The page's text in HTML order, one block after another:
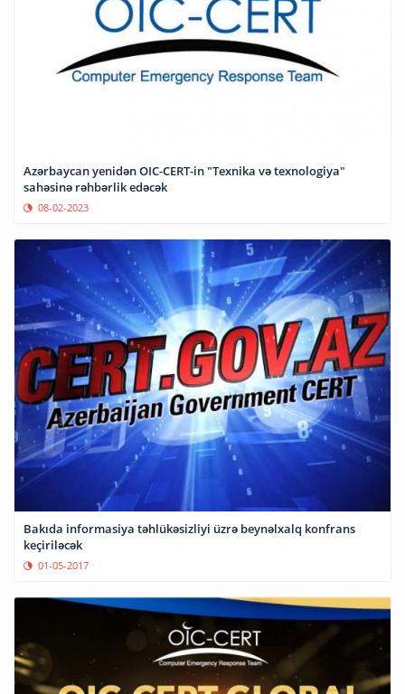
Azərbaycan yenidən OIC-CERT-in "Texnika və texnologiya"
sahəsinə rəhbərlik edəcək
08-02-2023
Bakıda informasiya təhlükəsizliyi üzrə beynəlxalq konfrans
keçiriləcək
01-05-2017